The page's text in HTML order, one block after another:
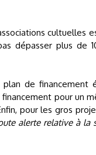
cultuelles
dépasser plus
de financement
pour un
pour les gros
alerte relative à la